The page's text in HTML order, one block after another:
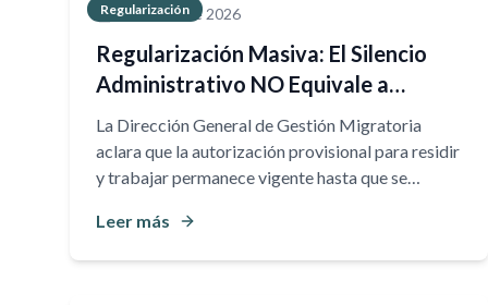
Regularización
27 de julio de 2026
Regularización Masiva: El Silencio
Administrativo NO Equivale a
Denegación
La Dirección General de Gestión Migratoria
aclara que la autorización provisional para residir
y trabajar permanece vigente hasta que se
Leer más